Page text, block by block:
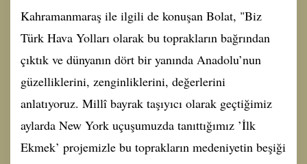
Kahramanmaraş ile ilgili de konuşan Bolat, "Biz
Türk Hava Yolları olarak bu toprakların bağrından
çıktık ve dünyanın dört bir yanında Anadolu’nun
güzelliklerini, zenginliklerini, değerlerini
anlatıyoruz. Millî bayrak taşıyıcı olarak geçtiğimiz
aylarda New York uçuşumuzda tanıttığımız ’İlk
Ekmek’ projemizle bu toprakların medeniyetin beşiği